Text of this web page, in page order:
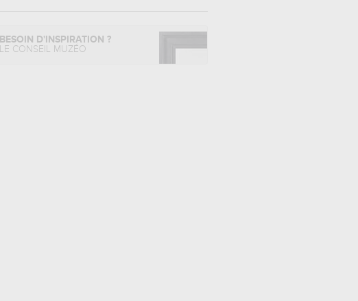
BESOIN D'INSPIRATION ?
LE CONSEIL MUZÉO